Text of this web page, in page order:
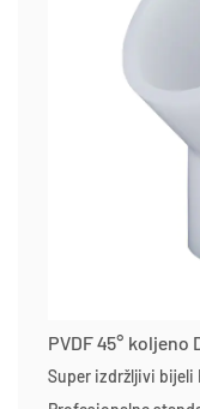
PVDF 45° koljeno
Super izdržljivi bijeli